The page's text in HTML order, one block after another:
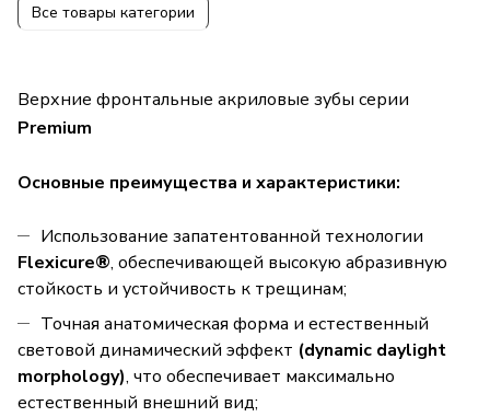
Все товары категории
Верхние фронтальные акриловые зубы серии
Premium
Основные преимущества и характеристики:
Использование запатентованной технологии
Flexicure®, обеспечивающей высокую абразивную
стойкость и устойчивость к трещинам;
Точная анатомическая форма и естественный
световой динамический эффект (dynamic daylight
morphology), что обеспечивает максимально
естественный внешний вид;